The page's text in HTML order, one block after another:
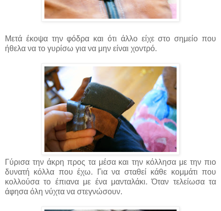
Μετά έκοψα την φόδρα και ότι άλλο είχε στο σημείο που
ήθελα να το γυρίσω για να μην είναι χοντρό.
Γύρισα την άκρη προς τα μέσα και την κόλλησα με την πιο
δυνατή κόλλα που έχω. Για να σταθεί κάθε κομμάτι που
κολλούσα το έπιανα με ένα μανταλάκι. Όταν τελείωσα τα
άφησα όλη νύχτα να στεγνώσουν.